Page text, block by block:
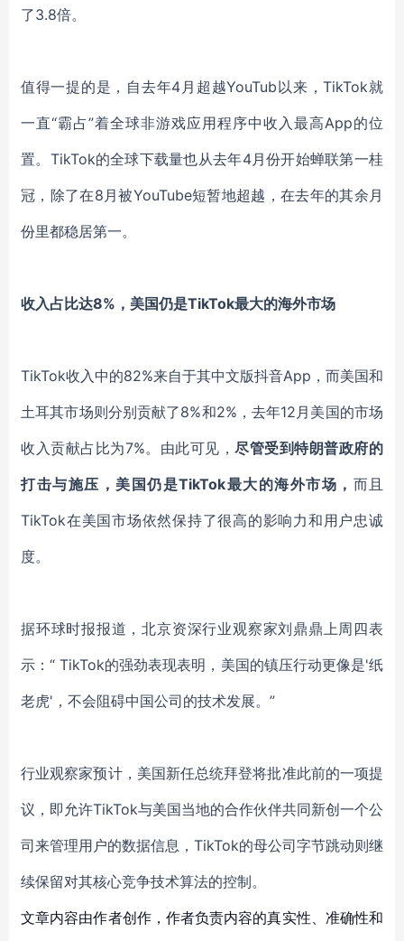
了3.8倍。
值得一提的是，自去年4月超越YouTub以来，TikTok就
一直“霸占”着全球非游戏应用程序中收入最高App的位
置。TikTok的全球下载量也从去年4月份开始蝉联第一桂
冠，除了在8月被YouTube短暂地超越，在去年的其余月
份里都稳居第一。
收入占比达8%，美国仍是TikTok最大的海外市场
TikTok收入中的82%来自于其中文版抖音App ，而美国和
土耳其市场则分别贡献了8%和2%，去年12月美国的市场
收入贡献占比为7%。由此可见，尽管受到特朗普政府的
打击与施压，美国仍是TikTok最大的海外市场， 而且
TikTok在美国市场依然保持了很高的影响力和用户忠诚
度。
据环球时报报道，北京资深行业观察家刘鼎鼎上周四表
示：“TikTok的强劲表现表明，美国的镇压行动更像是'纸
老虎'，不会阻碍中国公司的技术发展。”
行业观察家预计，美国新任总统拜登将批准此前的一项提
议，即允许TikTok与美国当地的合作伙伴共同新创一个公
司来管理用户的数据信息， TikTok的母公司字节跳动则继
续保留对其核心竞争技术算法的控制。
文章内容由作者创作，作者负责内容的真实性、准确性和